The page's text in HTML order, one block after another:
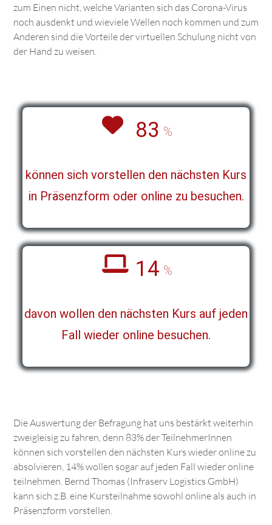
zum Einen nicht, welche Varianten sich das Corona-Virus
noch ausdenkt und wieviele Wellen noch kommen und zum
Anderen sind die Vorteile der virtuellen Schulung nicht von
der Hand zu weisen.
83 %
können sich vorstellen den nächsten Kurs
in Präsenzform oder online zu besuchen.
14 %
davon wollen den nächsten Kurs auf jeden
Fall wieder online besuchen.
Die Auswertung der Befragung hat uns bestärkt weiterhin
zweigleisig zu fahren, denn 83% der TeilnehmerInnen
können sich vorstellen den nächsten Kurs wieder online zu
absolvieren, 14% wollen sogar auf jeden Fall wieder online
teilnehmen. Bernd Thomas (Infraserv Logistics GmbH)
kann sich z.B. eine Kursteilnahme sowohl online als auch in
Präsenzform vorstellen.